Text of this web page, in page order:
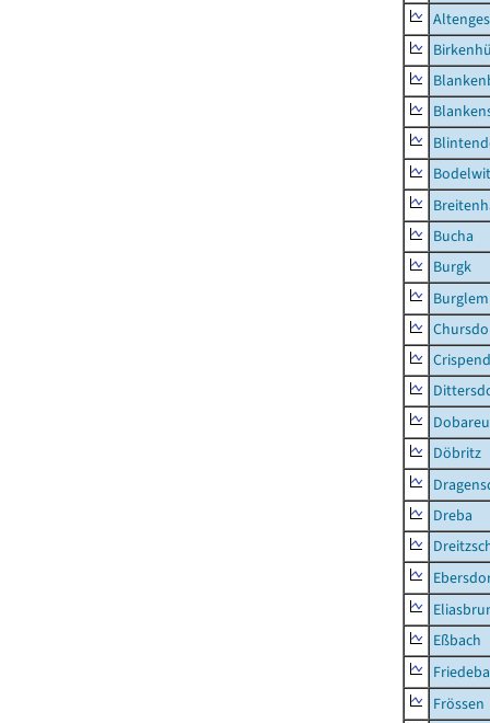
Bucha
Burgk
Döbritz
Dreba
Eßbach
Frössen